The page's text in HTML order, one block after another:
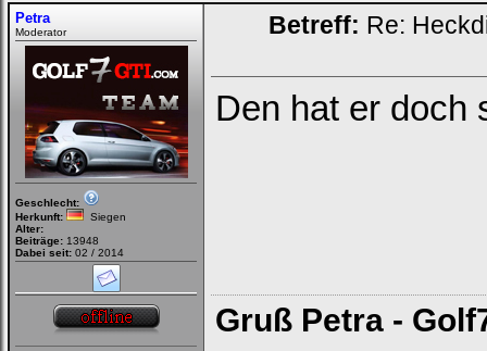
Petra
Moderator
Geschlecht:
Herkunft:
Siegen
Alter:
Beiträge: 13948
Dabei seit: 02 / 2014
Betreff: Re:
Den hat er doch
Gruß Petra -